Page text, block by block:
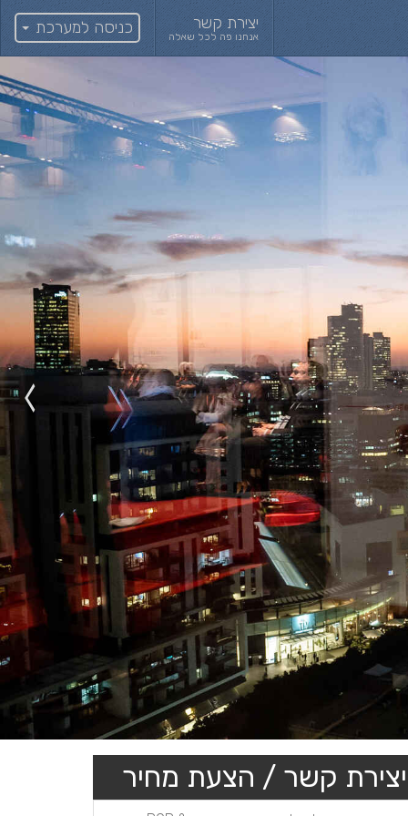
יצירת קשר
אנחנו פה לכל שאלה כניסה למערכת
יצירת קשר / הצעת מחיר